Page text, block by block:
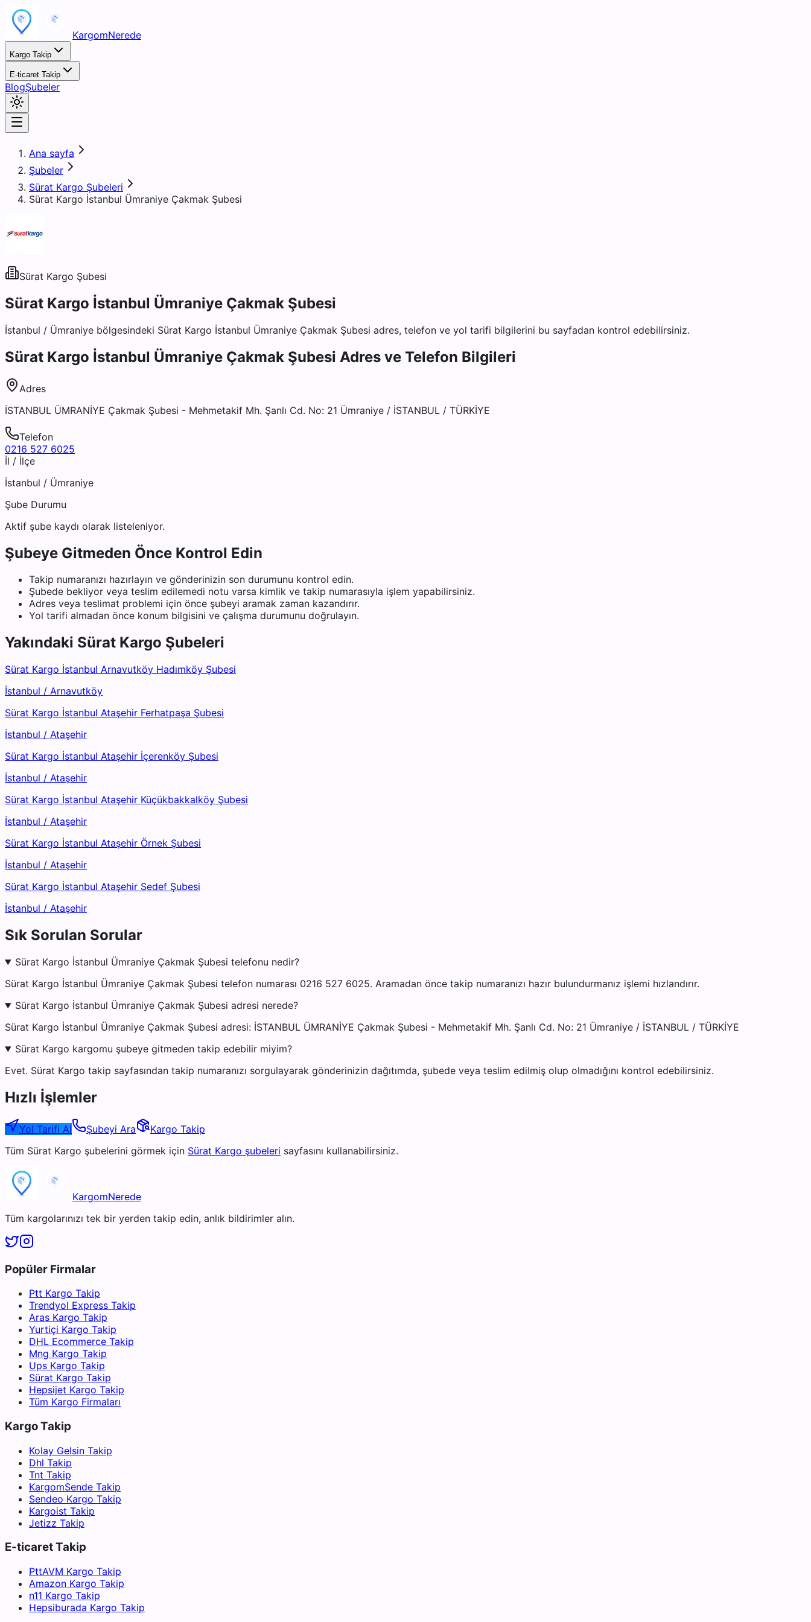
KargomNerede
Kargo Takip
E-ticaret Takip
BlogŞubeler
Ana sayfa
Şubeler
Sürat Kargo Şubeleri
Sürat Kargo İstanbul Ümraniye Çakmak Şubesi
Sürat Kargo Şubesi
Sürat Kargo İstanbul Ümraniye Çakmak Şubesi
İstanbul / Ümraniye bölgesindeki Sürat Kargo İstanbul Ümraniye Çakmak Şubesi adres, telefon ve yol tarifi bilgilerini bu sayfadan kontrol edebilirsiniz.
Sürat Kargo İstanbul Ümraniye Çakmak Şubesi Adres ve Telefon Bilgileri
Adres
İSTANBUL ÜMRANİYE Çakmak Şubesi - Mehmetakif Mh. Şanlı Cd. No: 21 Ümraniye / İSTANBUL / TÜRKİYE
Telefon
0216 527 6025
İl / İlçe
İstanbul / Ümraniye
Şube Durumu
Aktif şube kaydı olarak listeleniyor.
Şubeye Gitmeden Önce Kontrol Edin
Takip numaranızı hazırlayın ve gönderinizin son durumunu kontrol edin.
Şubede bekliyor veya teslim edilemedi notu varsa kimlik ve takip numarasıyla işlem yapabilirsiniz.
Adres veya teslimat problemi için önce şubeyi aramak zaman kazandırır.
Yol tarifi almadan önce konum bilgisini ve çalışma durumunu doğrulayın.
Yakındaki Sürat Kargo Şubeleri
Sürat Kargo İstanbul Arnavutköy Hadımköy Şubesi
İstanbul / Arnavutköy
Sürat Kargo İstanbul Ataşehir Ferhatpaşa Şubesi
İstanbul / Ataşehir
Sürat Kargo İstanbul Ataşehir İçerenköy Şubesi
İstanbul / Ataşehir
Sürat Kargo İstanbul Ataşehir Küçükbakkalköy Şubesi
İstanbul / Ataşehir
Sürat Kargo İstanbul Ataşehir Örnek Şubesi
İstanbul / Ataşehir
Sürat Kargo İstanbul Ataşehir Sedef Şubesi
İstanbul / Ataşehir
Sık Sorulan Sorular
Sürat Kargo İstanbul Ümraniye Çakmak Şubesi telefonu nedir?
Sürat Kargo İstanbul Ümraniye Çakmak Şubesi telefon numarası 0216 527 6025. Aramadan önce takip numaranızı hazır bulundurmanız işlemi hızlandırır.
Sürat Kargo İstanbul Ümraniye Çakmak Şubesi adresi nerede?
Sürat Kargo İstanbul Ümraniye Çakmak Şubesi adresi: İSTANBUL ÜMRANİYE Çakmak Şubesi - Mehmetakif Mh. Şanlı Cd. No: 21 Ümraniye / İSTANBUL / TÜRKİYE
Sürat Kargo kargomu şubeye gitmeden takip edebilir miyim?
Evet. Sürat Kargo takip sayfasından takip numaranızı sorgulayarak gönderinizin dağıtımda, şubede veya teslim edilmiş olup olmadığını kontrol edebilirsiniz.
Hızlı İşlemler
Yol Tarifi Al Şubeyi Ara
Kargo Takip
Tüm Sürat Kargo şubelerini görmek için Sürat Kargo şubeleri sayfasını kullanabilirsiniz.
KargomNerede
Tüm kargolarınızı tek bir yerden takip edin, anlık bildirimler alın.
Popüler Firmalar
Ptt Kargo Takip
Trendyol Express Takip
Aras Kargo Takip
Yurtiçi Kargo Takip
DHL Ecommerce Takip
Mng Kargo Takip
Ups Kargo Takip
Sürat Kargo Takip
Hepsijet Kargo Takip
Tüm Kargo Firmaları
Kargo Takip
Kolay Gelsin Takip
Dhl Takip
Tnt Takip
KargomSende Takip
Sendeo Kargo Takip
Kargoist Takip
Jetizz Takip
E-ticaret Takip
PttAVM Kargo Takip
Amazon Kargo Takip
n11 Kargo Takip
Hepsiburada Kargo Takip